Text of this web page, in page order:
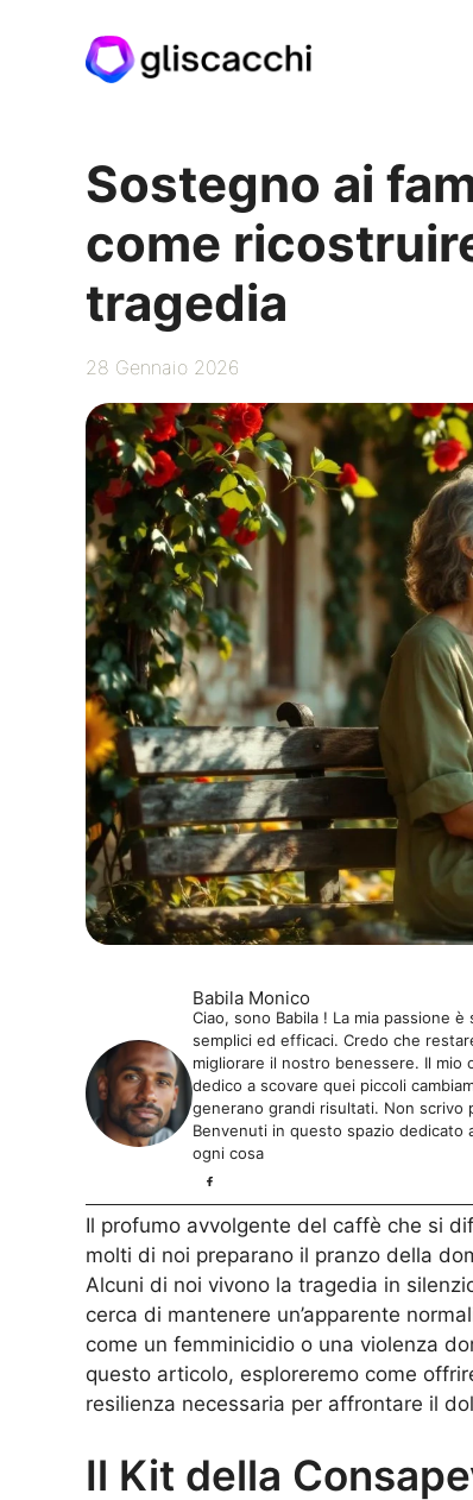
contenuto
Sostegno ai
come
tragedia
28 Gennaio 2026
Babila Monico
Ciao, sono Babila ! La mia passione
semplici ed efficaci. Credo che
migliorare il nostro benessere. Il
dedico a scovare quei piccoli
generano grandi risultati. Non scrivo
Benvenuti in questo spazio dedicato
ogni cosa
Il profumo avvolgente del caffè che si
molti di noi preparano il pranzo della
Alcuni di noi vivono la tragedia in
cerca di mantenere un’apparente
come un femminicidio o una violenza
questo articolo, esploreremo come
resilienza necessaria per affrontare il
Il Kit della